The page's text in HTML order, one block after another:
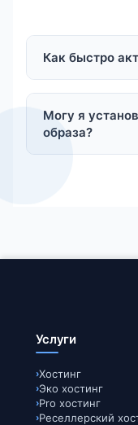
Как быстро
активируется
Иногда может
Могу я
образа?
Услуги
Хостинг
Эко хостинг
Pro хостинг
Реселлерский